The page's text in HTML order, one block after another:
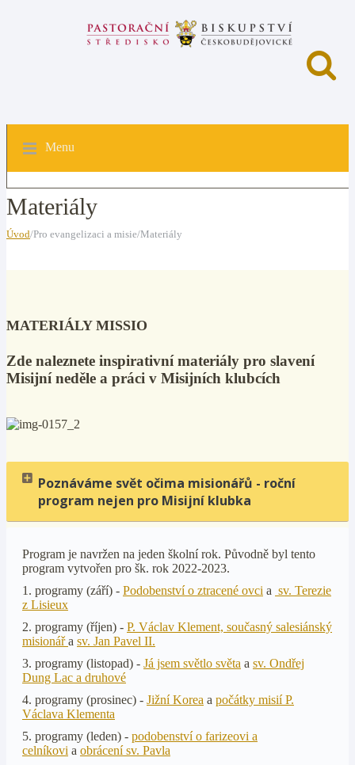
Menu
Materiály
Úvod/Pro evangelizaci a misie/Materiály
MATERIÁLY MISSIO
Zde naleznete inspirativní materiály pro slavení
Misijní neděle a práci v Misijních klubcích
Poznáváme svět očima misionářů - roční
program nejen pro Misijní klubka
Program je navržen na jeden školní rok. Původně byl tento
program vytvořen pro šk. rok 2022-2023.
1. programy (září) - Podobenství o ztracené ovci a sv. Terezie
z Lisieux
2. programy (říjen) - P. Václav Klement, současný salesiánský
misionářa sv. Jan Pavel II.
3. programy (listopad) - Já jsem světlo světa a sv. Ondřej
Dung Lac a druhové
4. programy (prosinec) - Jižní Korea a počátky misií P.
Václava Klementa
5. programy (leden) - podobenství o farizeovi a
celníkovi a obrácení sv. Pavla